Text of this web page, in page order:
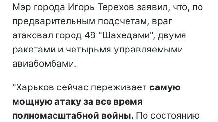
Мэр города Игорь Терехов заявил, что, по
предварительным подсчетам, враг
атаковал город 48 "Шахедами", двумя
ракетами и четырьмя управляемыми
авиабомбами.
"Харьков сейчас переживает самую
мощную атаку за все время
полномасштабной войны. По состоянию